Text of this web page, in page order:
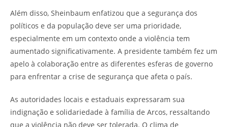
Além disso, Sheinbaum enfatizou que a segurança dos
políticos e da população deve ser uma prioridade,
especialmente em um contexto onde a violência tem
aumentado significativamente. A presidente também fez um
apelo à colaboração entre as diferentes esferas de governo
para enfrentar a crise de segurança que afeta o país.
As autoridades locais e estaduais expressaram sua
indignação e solidariedade à família de Arcos, ressaltando
que a violência não deve ser tolerada. O clima de